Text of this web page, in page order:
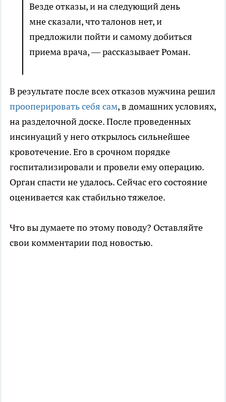
Везде отказы, и на следующий день
мне сказали, что талонов нет, и
предложили пойти и самому добиться
приема врача, — рассказывает Роман.
В результате после всех отказов мужчина решил
прооперировать себя сам, в домашних условиях,
на разделочной доске. После проведенных
инсинуаций у него открылось сильнейшее
кровотечение. Его в срочном порядке
госпитализировали и провели ему операцию.
Орган спасти не удалось. Сейчас его состояние
оценивается как стабильно тяжелое.
Что вы думаете по этому поводу? Оставляйте
свои комментарии под новостью.